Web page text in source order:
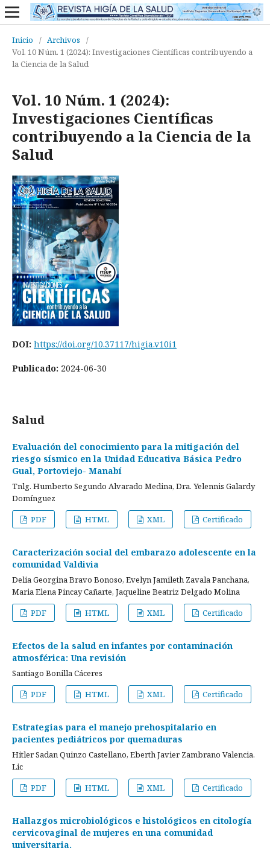
Inicio / Archivos
/
Vol. 10 Núm. 1 (2024): Investigaciones Científicas contribuyendo a
la Ciencia de la Salud
Vol. 10 Núm. 1 (2024):
Investigaciones Científicas
contribuyendo a la Ciencia de la
Salud
DOI: https://doi.org/10.37117/higia.v10i1
Publicado: 2024-06-30
Salud
Evaluación del conocimiento para la mitigación del
riesgo sísmico en la Unidad Educativa Básica Pedro
Gual, Portoviejo- Manabí
Tnlg. Humberto Segundo Alvarado Medina, Dra. Yelennis Galardy
Domínguez
PDF
HTML XML Certificado
Caracterización social del embarazo adolescente en la
comunidad Valdivia
Delia Georgina Bravo Bonoso, Evelyn Jamileth Zavala Panchana,
Maria Elena Pincay Cañarte, Jaqueline Beatriz Delgado Molina
PDF
HTML XML Certificado
Efectos de la salud en infantes por contaminación
atmosférica: Una revisión
Santiago Bonilla Cáceres
PDF
HTML XML Certificado
Estrategias para el manejo prehospitalario en
pacientes pediátricos por quemaduras
Hitler Sadan Quinzo Castellano, Eberth Javier Zambrano Valencia.
Lic
PDF
HTML XML Certificado
Hallazgos microbiológicos e histológicos en citología
cervicovaginal de mujeres en una comunidad
universitaria.